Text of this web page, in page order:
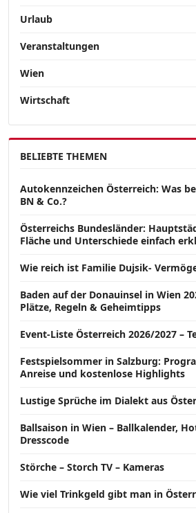
Urlaub
Veranstaltungen
Wien
Wirtschaft
BELIEBTE THEMEN
Autokennzeichen Österreich: Was
BN & Co.?
Österreichs Bundesländer:
Fläche und Unterschiede einfach
Wie reich ist Familie Dujsik-
Baden auf der Donauinsel in Wien
Plätze, Regeln & Geheimtipps
Event-Liste Österreich 2026/2027 –
Festspielsommer in Salzburg:
Anreise und kostenlose Highlights
Lustige Sprüche im Dialekt aus
Ballsaison in Wien – Ballkalender,
Dresscode
Störche – Storch TV – Kameras
Wie viel Trinkgeld gibt man in